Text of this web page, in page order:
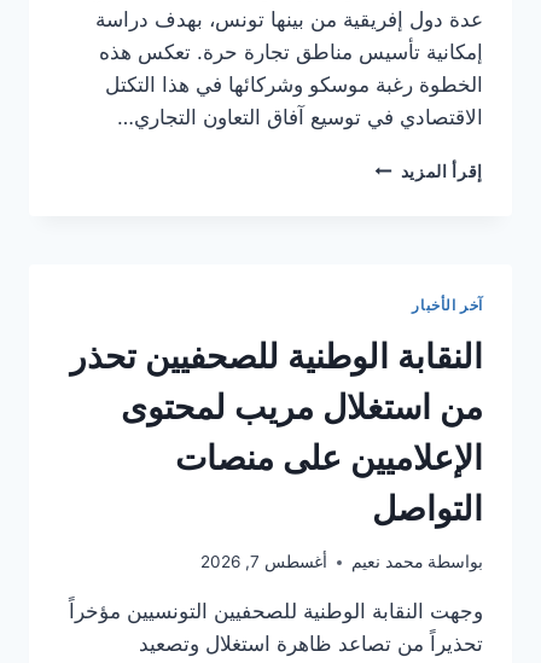
عدة دول إفريقية من بينها تونس، بهدف دراسة
إمكانية تأسيس مناطق تجارة حرة. تعكس هذه
الخطوة رغبة موسكو وشركائها في هذا التكتل
الاقتصادي في توسيع آفاق التعاون التجاري…
إقرأ المزيد الاتحاد
تونس
حول
إنشاء
منطقة
حرة
آخر الأخبار
النقابة الوطنية للصحفيين تحذر
من استغلال مريب لمحتوى
الإعلاميين على منصات
التواصل
بواسطة محمد نعيم أغسطس 7, 2026
وجهت النقابة الوطنية للصحفيين التونسيين مؤخراً
تحذيراً من تصاعد ظاهرة استغلال وتصعيد